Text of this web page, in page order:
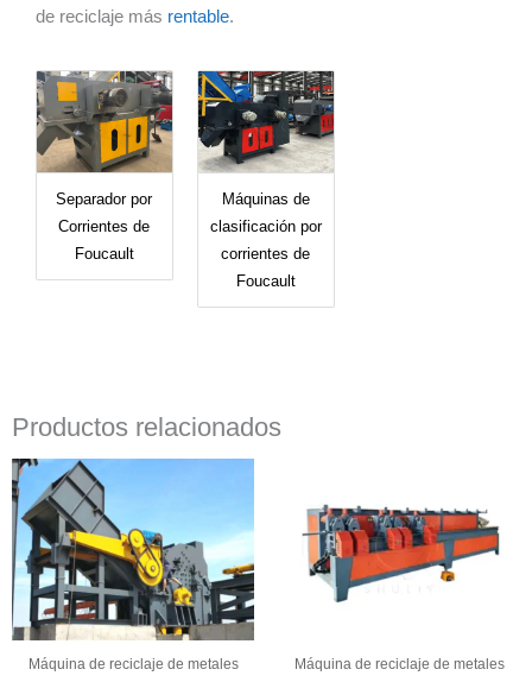
de reciclaje más rentable.
Separador por
Corrientes de
Foucault
Máquinas de
clasificación por
corrientes de
Foucault
Productos relacionados
Máquina de reciclaje de metales Máquina de reciclaje de metales